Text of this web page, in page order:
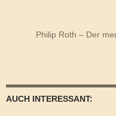
Philip Roth – Der
AUCH INTERESSANT: